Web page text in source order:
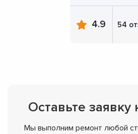
4.9 54
Оставьте заявку
Мы выполним ремонт любой